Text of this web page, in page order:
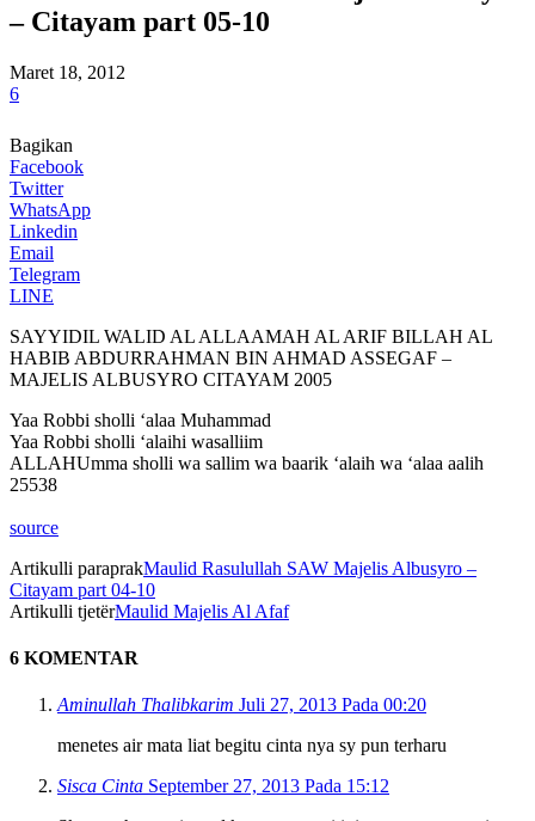
– Citayam part 05-10
Maret 18, 2012
6
Bagikan
Facebook
Twitter
WhatsApp
Linkedin
Email
Telegram
LINE
SAYYIDIL WALID AL ALLAAMAH AL ARIF BILLAH AL
HABIB ABDURRAHMAN BIN AHMAD ASSEGAF –
MAJELIS ALBUSYRO CITAYAM 2005
Yaa Robbi sholli ‘alaa Muhammad
Yaa Robbi sholli ‘alaihi wasalliim
ALLAHUmma sholli wa sallim wa baarik ‘alaih wa ‘alaa aalih
25538
source
Artikulli paraprakMaulid Rasulullah SAW Majelis Albusyro –
Citayam part 04-10
Artikulli tjetërMaulid Majelis Al Afaf
6 KOMENTAR
Aminullah Thalibkarim Juli 27, 2013 Pada 00:20
menetes air mata liat begitu cinta nya sy pun terharu
Sisca Cinta September 27, 2013 Pada 15:12